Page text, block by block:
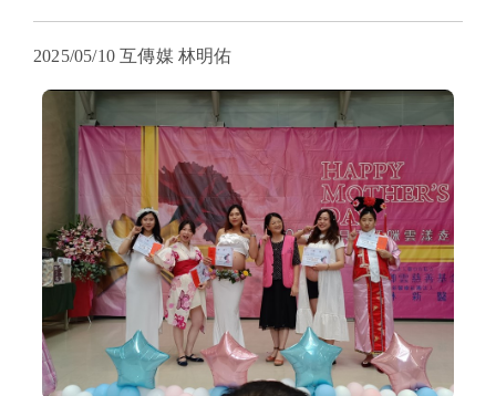
2025/05/10 互傳媒 林明佑